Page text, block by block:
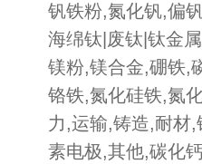
钒铁粉,氮化钒,偏
海绵钛|废钛|钛金
镁粉,镁合金,硼铁,
铬铁,氮化硅铁,氮
力,运输,铸造,耐材
素电极,其他,碳化